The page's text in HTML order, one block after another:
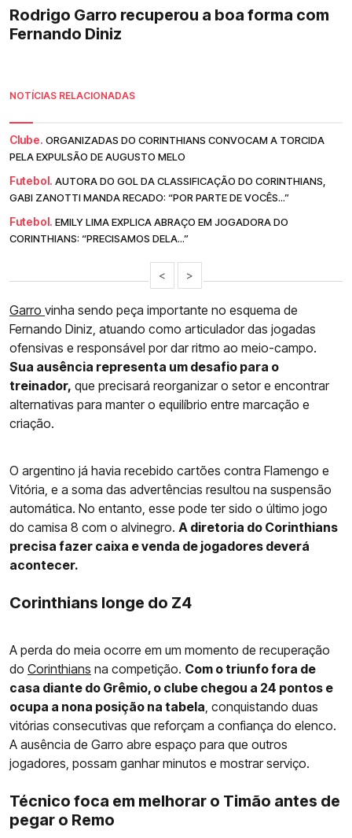
Rodrigo Garro recuperou a boa forma com
Fernando Diniz
NOTÍCIAS RELACIONADAS
Clube. ORGANIZADAS DO CORINTHIANS CONVOCAM A TORCIDA
PELA EXPULSÃO DE AUGUSTO MELO
Futebol. AUTORA DO GOL DA CLASSIFICAÇÃO DO CORINTHIANS,
GABI ZANOTTI MANDA RECADO: “POR PARTE DE VOCÊS...”
Futebol. EMILY LIMA EXPLICA ABRAÇO EM JOGADORA DO
CORINTHIANS: “PRECISAMOS DELA...”
< >
Garro vinha sendo peça importante no esquema de
Fernando Diniz, atuando como articulador das jogadas
ofensivas e responsável por dar ritmo ao meio-campo.
Sua ausência representa um desafio para o
treinador, que precisará reorganizar o setor e encontrar
alternativas para manter o equilíbrio entre marcação e
criação.
O argentino já havia recebido cartões contra Flamengo e
Vitória, e a soma das advertências resultou na suspensão
automática. No entanto, esse pode ter sido o último jogo
do camisa 8 com o alvinegro. A diretoria do Corinthians
precisa fazer caixa e venda de jogadores deverá
acontecer.
Corinthians longe do Z4
A perda do meia ocorre em um momento de recuperação
do Corinthians na competição. Com o triunfo fora de
casa diante do Grêmio, o clube chegou a 24 pontos e
ocupa a nona posição na tabela , conquistando duas
vitórias consecutivas que reforçam a confiança do elenco.
A ausência de Garro abre espaço para que outros
jogadores, possam ganhar minutos e mostrar serviço.
Técnico foca em melhorar o Timão antes de
pegar o Remo